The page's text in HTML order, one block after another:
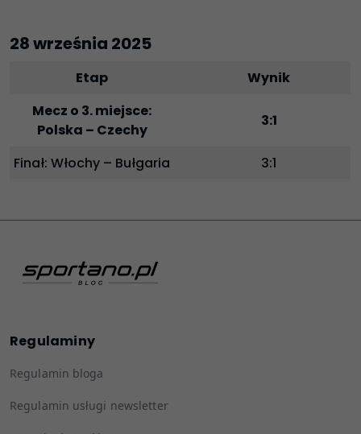
28 września 2025
Etap
Wynik
Mecz o 3. miejsce:
Polska – Czechy
3:1
Finał: Włochy – Bułgaria 3:1
Regulaminy
Regulamin bloga
Regulamin usługi newsletter